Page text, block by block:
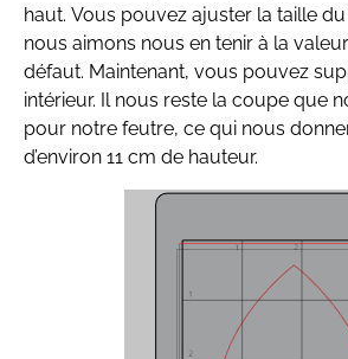
haut. Vous pouvez ajuster la taille
nous aimons nous en tenir à la
défaut. Maintenant, vous pouvez
intérieur. Il nous reste la coupe que
pour notre feutre, ce qui nous
d’environ 11 cm de hauteur.